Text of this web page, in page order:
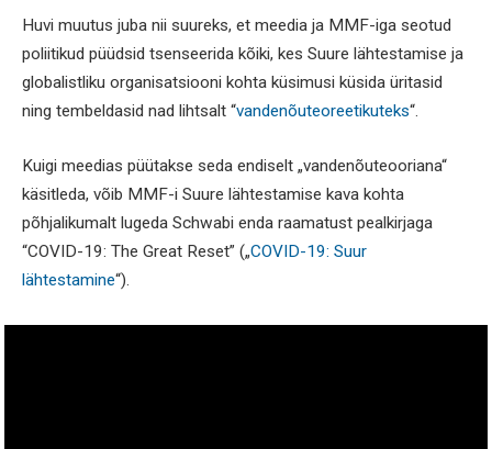
Huvi muutus juba nii suureks, et meedia ja MMF-iga seotud
poliitikud püüdsid tsenseerida kõiki, kes Suure lähtestamise ja
globalistliku organisatsiooni kohta küsimusi küsida üritasid
ning tembeldasid nad lihtsalt “vandenõuteoreetikuteks“.
Kuigi meedias püütakse seda endiselt „vandenõuteooriana“
käsitleda, võib MMF-i Suure lähtestamise kava kohta
põhjalikumalt lugeda Schwabi enda raamatust pealkirjaga
“COVID-19: The Great Reset” („COVID-19: Suur
lähtestamine“).